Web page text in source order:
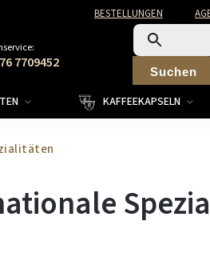
BESTELLUNGEN
7709452 Suchen
KAFFEEKAPSELN